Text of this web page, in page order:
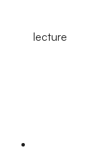
lecture